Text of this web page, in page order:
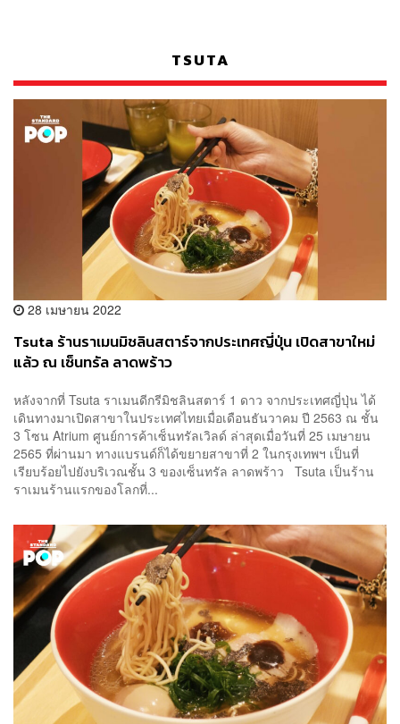
TSUTA
28 เมษายน 2022
Tsuta ร้านราเมนมิชลินสตาร์จากประเทศญี่ปุ่น เปิดสาขาใหม่
แล้ว ณ เซ็นทรัล ลาดพร้าว
หลังจากที่ Tsuta ราเมนดีกรีมิชลินสตาร์ 1 ดาว จากประเทศญี่ปุ่น ได้
เดินทางมาเปิดสาขาในประเทศไทยเมื่อเดือนธันวาคม ปี 2563 ณ ชั้น
3 โซน Atrium ศูนย์การค้าเซ็นทรัลเวิลด์ ล่าสุดเมื่อวันที่ 25 เมษายน
2565 ที่ผ่านมา ทางแบรนด์ก็ได้ขยายสาขาที่ 2 ในกรุงเทพฯ เป็นที่
เรียบร้อยไปยังบริเวณชั้น 3 ของเซ็นทรัล ลาดพร้าว Tsuta เป็นร้าน
ราเมนร้านแรกของโลกที่...